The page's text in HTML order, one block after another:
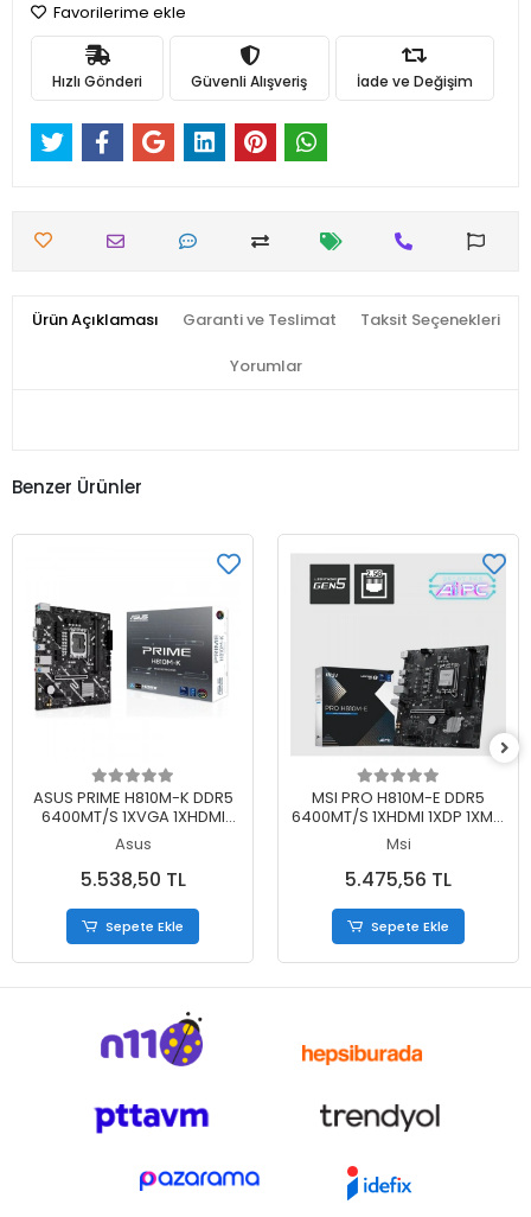
Favorilerime ekle
Hızlı Gönderi Güvenli Alışveriş İade ve Değişim
Ürün Açıklaması Garanti ve Teslimat Taksit Seçenekleri
Yorumlar
Benzer Ürünler
Sepete Ekle
ASUS PRIME H810M-K DDR5
6400MT/S 1XVGA 1XHDMI
1XM.2 1851P MATX (INTEL
ULTRA PROCESSORS SERIES
2)
Asus
5.538,50 TL
Sepete Ekle
Sepete Ekle
MSI PRO H810M-E DDR5
6400MT/S 1XHDMI 1XDP 1XM.2
USB 3.2 MATX 1851P (INTEL
ULTRA PROCESSORS SERIES
2)
Msi
5.475,56 TL
Sepete Ekle